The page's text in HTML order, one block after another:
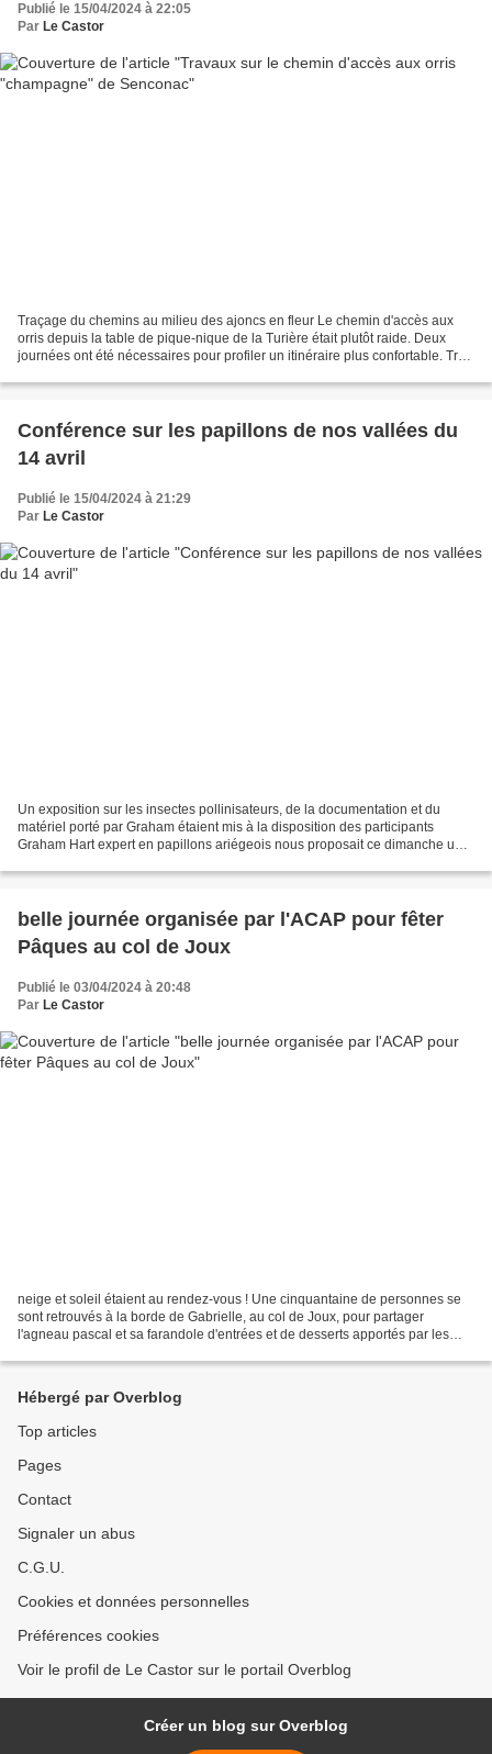
Publié le 15/04/2024 à 22:05
Par Le Castor
Traçage du chemins au milieu des ajoncs en fleur Le chemin d'accès aux
orris depuis la table de pique-nique de la Turière était plutôt raide. Deux
journées ont été nécessaires pour profiler un itinéraire plus confortable. Très
Conférence sur les papillons de nos vallées du
14 avril
Publié le 15/04/2024 à 21:29
Par Le Castor
Un exposition sur les insectes pollinisateurs, de la documentation et du
matériel porté par Graham étaient mis à la disposition des participants
Graham Hart expert en papillons ariégeois nous proposait ce dimanche un
belle journée organisée par l'ACAP pour fêter
Pâques au col de Joux
Publié le 03/04/2024 à 20:48
Par Le Castor
neige et soleil étaient au rendez-vous ! Une cinquantaine de personnes se
sont retrouvés à la borde de Gabrielle, au col de Joux, pour partager
l'agneau pascal et sa farandole d'entrées et de desserts apportés par les
Hébergé par Overblog
Top articles
Pages
Contact
Signaler un abus
C.G.U.
Cookies et données personnelles
Préférences cookies
Voir le profil de Le Castor sur le portail Overblog
Créer un blog sur Overblog